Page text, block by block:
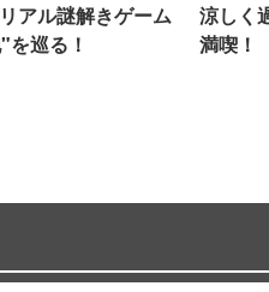
アル謎解きゲーム
巡る！
涼しく
満喫！